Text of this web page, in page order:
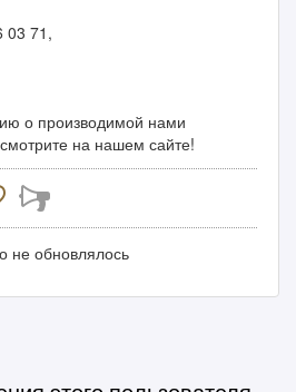
03 71,
о производимой нами
на нашем сайте!
не обновлялось